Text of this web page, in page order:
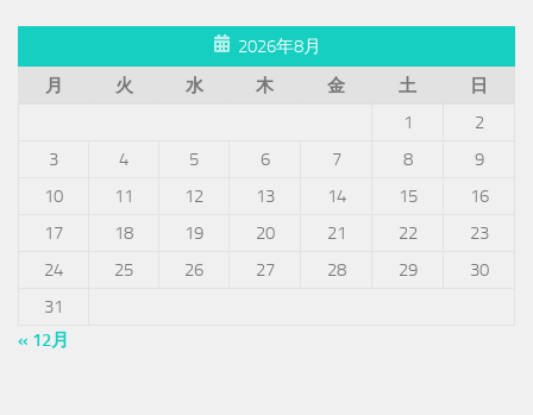
2026年8月
月
火 水 木 金 土
日
1
2
3
4 5 6 7 8
9
10
11 12 13 14 15
16
17
18 19 20 21 22
23
24
25 26 27 28 29
30
31
« 12月